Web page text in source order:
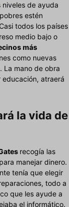
de ayuda
estén
todos los países
medio bajo o
más
como nuevas
La mano de obra
atraerá
la vida de
recogía las
manejar dinero.
tenía que elegir
todo a
que les ayude a
el informático.